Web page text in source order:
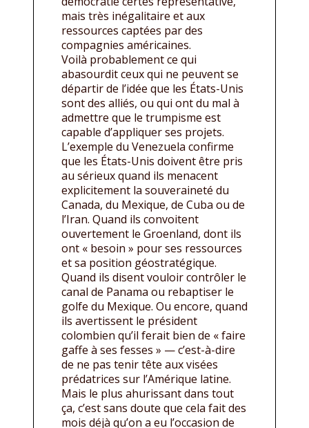
mais très inégalitaire et aux
ressources captées par des
compagnies américaines.
Voilà probablement ce qui
abasourdit ceux qui ne peuvent se
départir de l’idée que les États-Unis
sont des alliés, ou qui ont du mal à
admettre que le trumpisme est
capable d’appliquer ses projets.
L’exemple du Venezuela confirme
que les États-Unis doivent être pris
au sérieux quand ils menacent
explicitement la souveraineté du
Canada, du Mexique, de Cuba ou de
l’Iran. Quand ils convoitent
ouvertement le Groenland, dont ils
ont « besoin » pour ses ressources
et sa position géostratégique.
Quand ils disent vouloir contrôler le
canal de Panama ou rebaptiser le
golfe du Mexique. Ou encore, quand
ils avertissent le président
colombien qu’il ferait bien de « faire
gaffe à ses fesses » — c’est-à-dire
de ne pas tenir tête aux visées
prédatrices sur l’Amérique latine.
Mais le plus ahurissant dans tout
ça, c’est sans doute que cela fait des
mois déjà qu’on a eu l’occasion de